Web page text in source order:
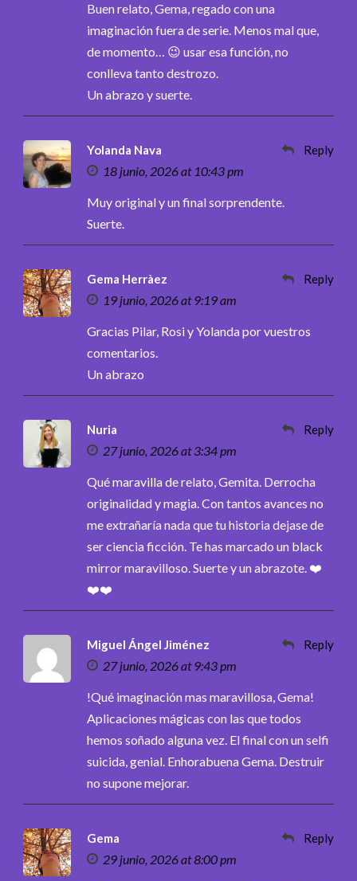
Buen relato, Gema, regado con una
imaginación fuera de serie. Menos mal que,
de momento… 😉 usar esa función, no
conlleva tanto destrozo.
Un abrazo y suerte.
Yolanda Nava
18 junio, 2026 at 10:43 pm
Reply
Muy original y un final sorprendente.
Suerte.
Gema Herràez
19 junio, 2026 at 9:19 am
Reply
Gracias Pilar, Rosi y Yolanda por vuestros
comentarios.
Un abrazo
Nuria
27 junio, 2026 at 3:34 pm
Reply
Qué maravilla de relato, Gemita. Derrocha
originalidad y magia. Con tantos avances no
me extrañaría nada que tu historia dejase de
ser ciencia ficción. Te has marcado un black
mirror maravilloso. Suerte y un abrazote. ❤️
❤️❤️
Miguel Ángel Jiménez
27 junio, 2026 at 9:43 pm
Reply
!Qué imaginación mas maravillosa, Gema!
Aplicaciones mágicas con las que todos
hemos soñado alguna vez. El final con un selfi
suicida, genial. Enhorabuena Gema. Destruir
no supone mejorar.
Gema
29 junio, 2026 at 8:00 pm
Reply